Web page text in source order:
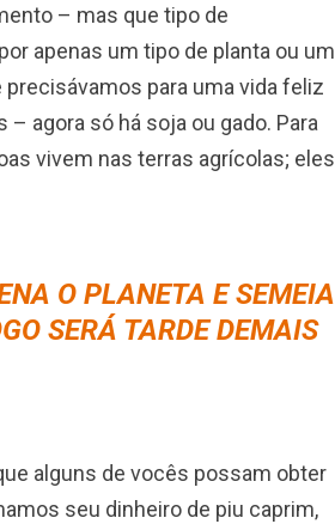
– mas que tipo de
apenas um tipo de planta ou um
para uma vida feliz
agora só há soja ou gado. Para
vivem nas terras agrícolas; eles
O PLANETA E SEMEIA
SERÁ TARDE DEMAIS
alguns de vocês possam obter
seu dinheiro de piu caprim,